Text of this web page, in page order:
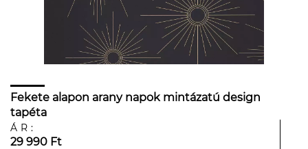
Fekete alapon arany napok mintázatú design
tapéta
ÁR:
29 990 Ft